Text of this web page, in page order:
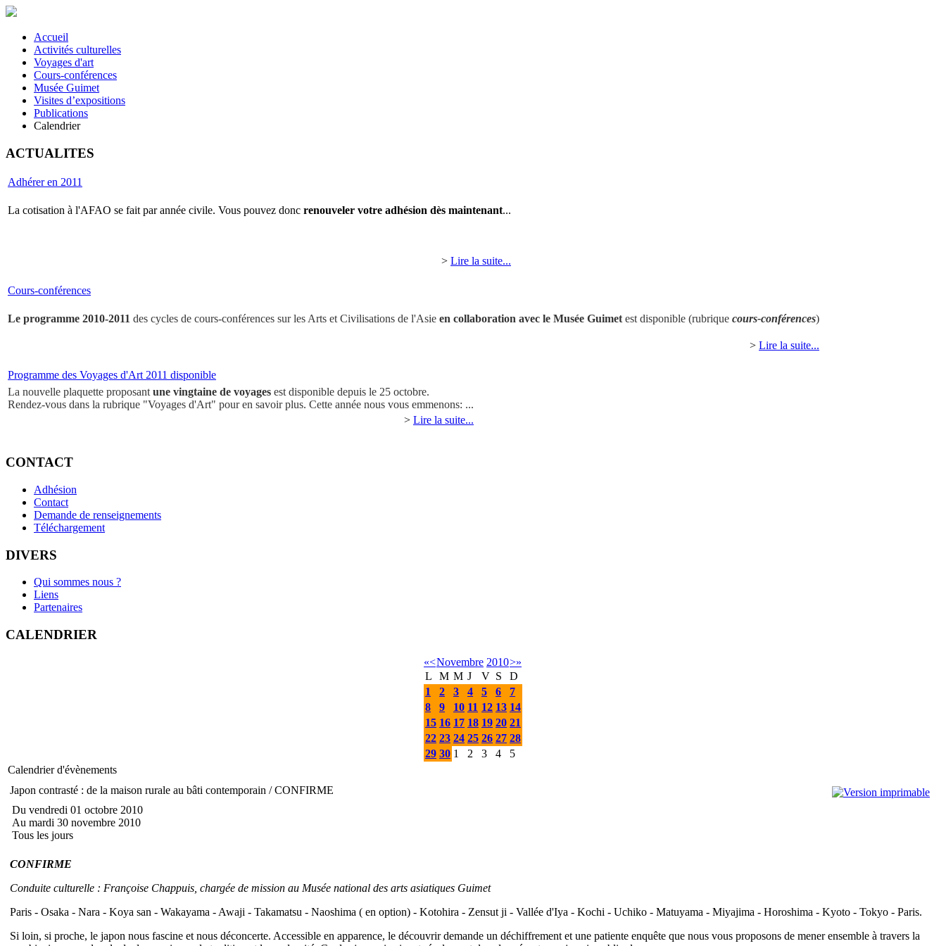
Accueil
Activités culturelles
Voyages d'art
Cours-conférences
Musée Guimet
Visites d’expositions
Publications
Calendrier
ACTUALITES
Adhérer en 2011
La cotisation à l'AFAO se fait par année civile. Vous pouvez donc renouveler votre adhésion dès maintenant...
> Lire la suite...
Cours-conférences
Le programme 2010-2011 des cycles de cours-conférences sur les Arts et Civilisations de l'Asie en collaboration avec le Musée Guimetest disponible (rubrique cours-conférences)
> Lire la suite...
Programme des Voyages d'Art 2011 disponible
La nouvelle plaquette proposantune vingtaine de voyages est disponible depuis le 25 octobre.
Rendez-vous dans la rubrique "Voyages d'Art" pour en savoir plus. Cette année nous vous emmenons: ...
> Lire la suite...
CONTACT
Adhésion
Contact
Demande de renseignements
Téléchargement
DIVERS
Qui sommes nous ?
Liens
Partenaires
CALENDRIER
«<Novembre 2010>»
L
M M J V S
D
1
2 3 4 5 6
7
8
9 10 11 12 13 14
15 16 17 18 19 20 21
22 23 24 25 26 27 28
29 30 1 2 3 4
5
Calendrier d'évènements
Japon contrasté : de la maison rurale au bâti contemporain / CONFIRME
Du vendredi 01 octobre 2010
Au mardi 30 novembre 2010
Tous les jours
CONFIRME
Conduite culturelle : Françoise Chappuis, chargée de mission au Musée national des arts asiatiques Guimet
Paris - Osaka - Nara - Koya san - Wakayama - Awaji - Takamatsu - Naoshima ( en option) - Kotohira - Zensut ji - Vallée d'Iya - Kochi - Uchiko - Matuyama - Miyajima - Horoshima - Kyoto - Tokyo - Paris.
Si loin, si proche, le japon nous fascine et nous déconcerte. Accessible en apparence, le découvrir demande un déchiffrement et une patiente enquête que nous vous proposons de mener ensemble à travers la